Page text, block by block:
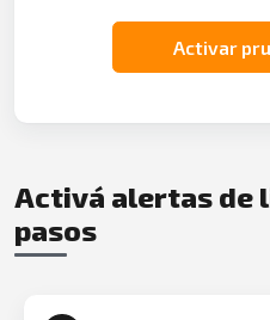
Activar
Activá alertas de
pasos